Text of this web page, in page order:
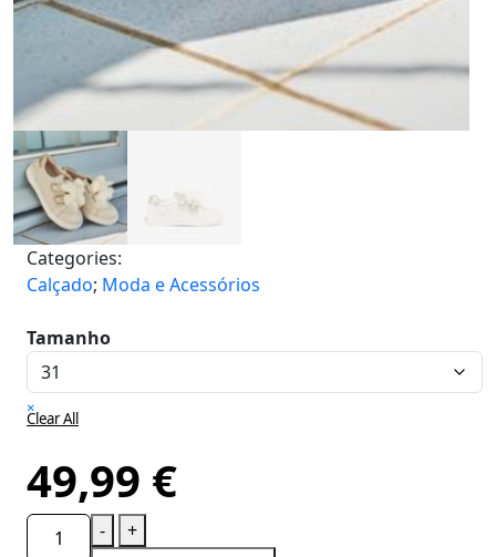
Categories:
Calçado; Moda e Acessórios
Tamanho
×
Clear All
49,99 €
- +